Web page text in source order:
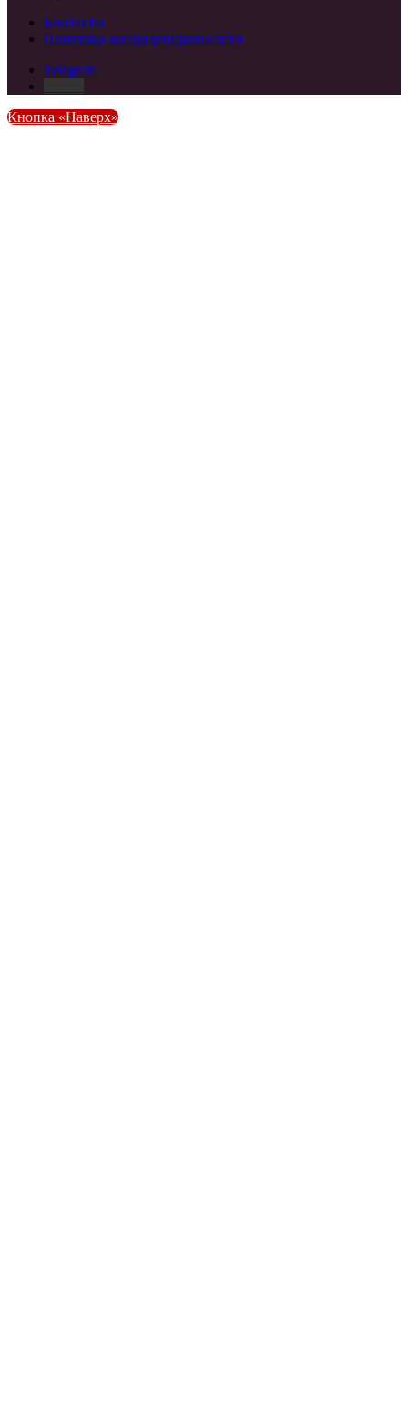
Контакты
Политика конфиденциальности
Telegram
Кнопка «Наверх»